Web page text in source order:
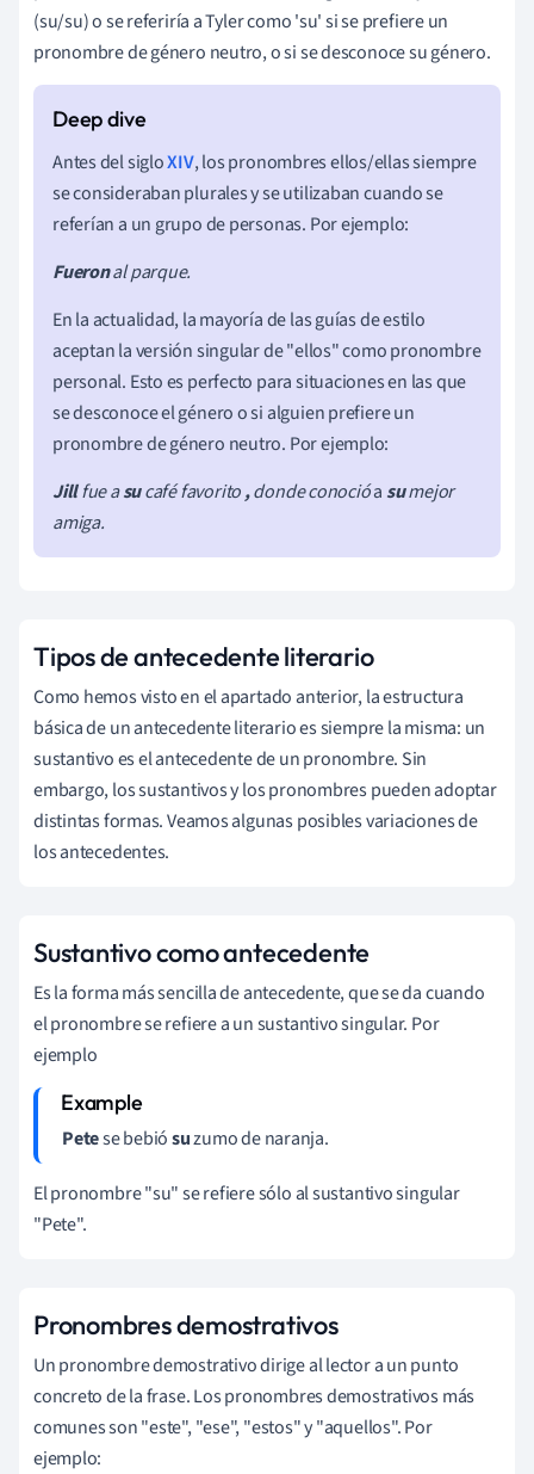
(su/su) o se referiría a Tyler como 'su' si se prefiere un
pronombre de género neutro, o si se desconoce su género.
Antes del sigloXIV, los pronombres ellos/ellas siempre
se consideraban plurales y se utilizaban cuando se
referían a un grupo de personas. Por ejemplo:
Fueronal parque.
En la actualidad, la mayoría de las guías de estilo
aceptan la versión singular de "ellos" como pronombre
personal. Esto es perfecto para situaciones en las que
se desconoce el género o si alguien prefiere un
pronombre de género neutro. Por ejemplo:
Jillfue asucafé favorito,donde conocióa sumejor
amiga.
Tipos de antecedente literario
Como hemos visto en el apartado anterior, la estructura
básica de un antecedente literario es siempre la misma: un
sustantivo es el antecedente de un pronombre. Sin
embargo, los sustantivos y los pronombres pueden adoptar
distintas formas. Veamos algunas posibles variaciones de
los antecedentes.
Sustantivo como antecedente
Es la forma más sencilla de antecedente, que se da cuando
el pronombre se refiere a un sustantivo singular. Por
ejemplo
Petese bebiósuzumo de naranja.
El pronombre "su" se refiere sólo al sustantivo singular
"Pete".
Pronombres demostrativos
Un pronombre demostrativo dirige al lector a un punto
concreto de la frase. Los pronombres demostrativos más
comunes son "este", "ese", "estos" y "aquellos". Por
ejemplo: